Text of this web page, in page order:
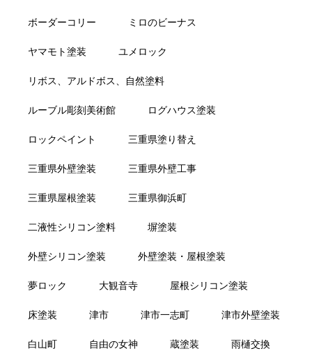
ボーダーコリー ミロのビーナス
ヤマモト塗装 ユメロック
リボス、アルドボス、自然塗料
ルーブル彫刻美術館 ログハウス塗装
ロックペイント 三重県塗り替え
三重県外壁塗装 三重県外壁工事
三重県屋根塗装 三重県御浜町
二液性シリコン塗料 塀塗装
外壁シリコン塗装 外壁塗装・屋根塗装
夢ロック 大観音寺 屋根シリコン塗装
床塗装 津市 津市一志町 津市外壁塗装
白山町 自由の女神 蔵塗装 雨樋交換